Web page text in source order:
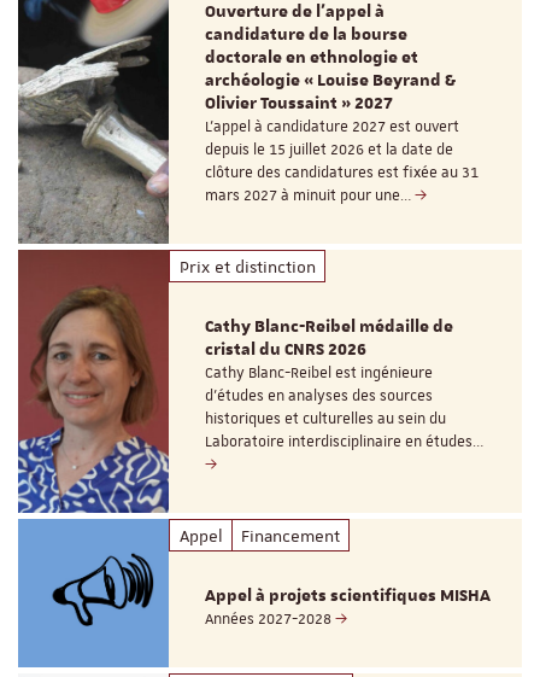
Ouverture de l'appel à
candidature de la bourse
doctorale en ethnologie et
archéologie « Louise Beyrand &
Olivier Toussaint » 2027
L’appel à candidature 2027 est ouvert
depuis le 15 juillet 2026 et la date de
clôture des candidatures est fixée au 31
mars 2027 à minuit pour une…
Prix et distinction
Cathy Blanc-Reibel médaille de
cristal du CNRS 2026
Cathy Blanc-Reibel est ingénieure
d’études en analyses des sources
historiques et culturelles au sein du
Laboratoire interdisciplinaire en études…
Appel Financement
Appel à projets scientifiques MISHA
Années 2027-2028